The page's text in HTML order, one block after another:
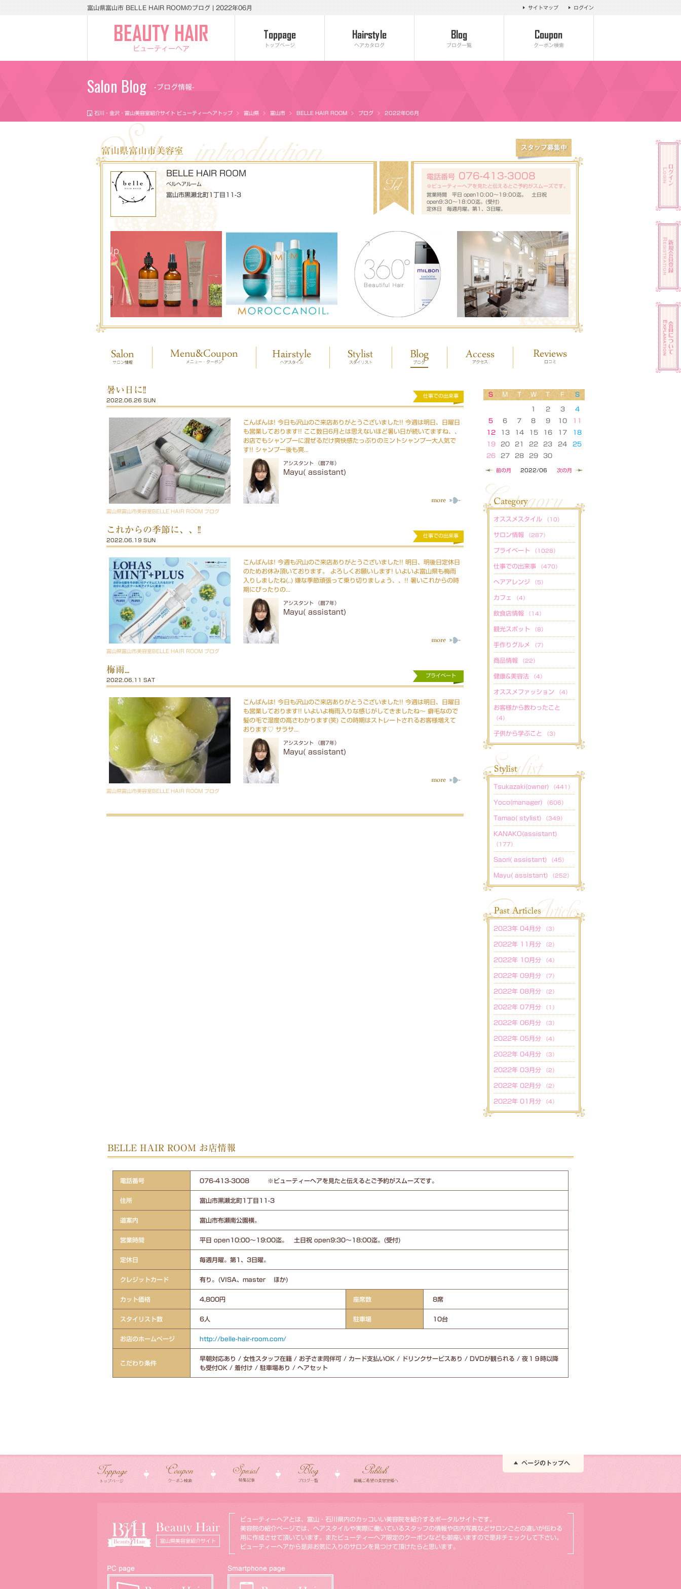
富山県富山市 BELLE HAIR ROOMのブログ | 2022年06月 ログイン
サイトマップ
ビューティーヘア クーポン検索
ブログ一覧
ヘアカタログ
トップページ
Salon Blog -ブログ情報-
石川・金沢・富山美容室紹介サイト ビューティーヘアトップ 富山県 富山市 BELLE HAIR ROOM ブログ 2022年06月
富山県富山市美容室
BELLE HAIR ROOM
ベルヘアルーム
富山市黒瀬北町1丁目11-3
電話番号 076-413-3008
※ビューティーヘアを見たと伝えるとご予約がスムーズです。
営業時間 平日 open10:00～19:00迄。 土日祝
open9:30～18:00迄。(受付)
定休日 毎週月曜。第1、3日曜。
暑い日に!!
2022.06.26 SUN
仕事での出来事
こんばんは! 今日も沢山のご来店ありがとうございました!! 今週は明日、日曜日
も営業しております!! ここ数日6月とは思えないほど暑い日が続いてますね、、
お店でもシャンプーに混ぜるだけ爽快感たっぷりのミントシャンプー大人気で
す!! シャンプー後も爽...
アシスタント （暦7年）
Mayu( assistant)
富山県富山市美容室BELLE HAIR ROOM ブログ
これからの季節に、、!!
2022.06.19 SUN
仕事での出来事
こんばんは! 今週も沢山のご来店ありがとうございました!! 明日、明後日定休日
のためお休み頂いております。 よろしくお願いします! いよいよ富山県も梅雨
入りしましたね(..) 嫌な季節頑張って乗り切りましょう、、!! 暑いこれからの時
期にぴったりの...
アシスタント （暦7年）
Mayu( assistant)
富山県富山市美容室BELLE HAIR ROOM ブログ
梅雨...
2022.06.11 SAT
プライベート
こんばんは! 今日も沢山のご来店ありがとうございました!! 今週は明日、日曜日
も営業しております!! いよいよ梅雨入りな感じがしてきましたね〜 癖毛なので
髪の毛で湿度の高さわかります(笑) この時期はストレートされるお客様増えて
おります♡ サラサ...
アシスタント （暦7年）
Mayu( assistant)
富山県富山市美容室BELLE HAIR ROOM ブログ
前の月 2022/06 次の月
S M T W T F S
1 2 3
4
5
6 7 8 9 10
11
12
13 14 15 16 17
18
19
20 21 22 23 24
25
26
27 28 29 30
オススメスタイル （10）
サロン情報 （287）
プライベート （1028）
仕事での出来事 （470）
ヘアアレンジ （5）
カフェ （4）
飲食店情報 （14）
観光スポット （8）
手作りグルメ （7）
商品情報 （22）
健康&美容法 （4）
オススメファッション （4）
お客様から教わったこと
（4）
子供から学ぶこと （3）
Tsukazaki(owner) （441）
Yoco(manager) （606）
Tamao( stylist) （349）
KANAKO(assistant)
（177）
Saori( assistant) （45）
Mayu( assistant) （252）
2023年 04月分 （3）
2022年 11月分 （2）
2022年 10月分 （4）
2022年 09月分 （7）
2022年 08月分 （2）
2022年 07月分 （1）
2022年 06月分 （3）
2022年 05月分 （4）
2022年 04月分 （3）
2022年 03月分 （2）
2022年 02月分 （2）
2022年 01月分 （4）
BELLE HAIR ROOM お店情報
電話番号 076-413-3008 ※ビューティーヘアを見たと伝えるとご予約がスムーズです。
住所 富山市黒瀬北町1丁目11-3
道案内 富山市布瀬南公園横。
営業時間 平日 open10:00～19:00迄。 土日祝 open9:30～18:00迄。(受付)
定休日 毎週月曜。第1、3日曜。
クレジットカード 有り。(VISA、master ほか)
カット価格 4,800円 座席数 8席
スタイリスト数 6人 駐車場 10台
お店のホームページ http://belle-hair-room.com/
こだわり条件
早朝対応あり / 女性スタッフ在籍 / お子さま同伴可 / カード支払いOK / ドリンクサービスあり / DVDが観られる / 夜１９時以降
も受付OK / 着付け / 駐車場あり / ヘアセット
ビューティーヘアとは、富山・石川県内のカッコいい美容院を紹介するポータルサイトです。
美容院の紹介ページでは、ヘアスタイルや実際に働いているスタッフの情報や店内写真などサロンごとの違いが伝わる
用に作成させて頂いています。またビューティーヘア限定のクーポンなども御座いますので是非チェックして下さい。
ビューティーヘアから是非お気に入りのサロンを見つけて頂けたらと思います。